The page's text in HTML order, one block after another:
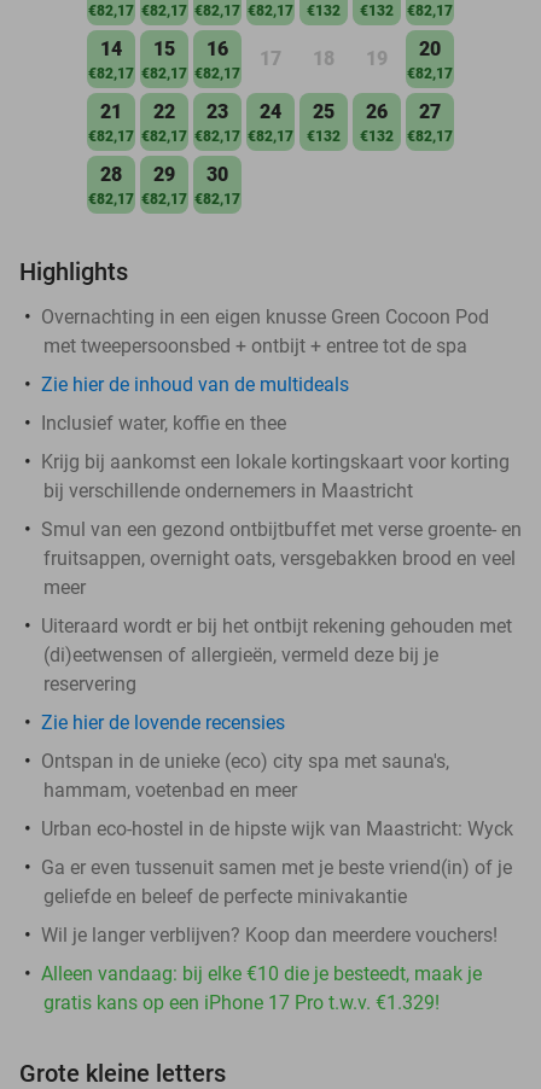
€82,17 €82,17 €82,17 €82,17 €132 €132 €82,17
14
€82,17
15
€82,17
16
€82,17
17 18 19 20
€82,17
21
€82,17
22
€82,17
23
€82,17
24
€82,17
25
€132
26
€132
27
€82,17
28
€82,17
29
€82,17
30
€82,17
Highlights
Overnachting in een eigen knusse Green Cocoon Pod
met tweepersoonsbed + ontbijt + entree tot de spa
Zie hier de inhoud van de multideals
Inclusief water, koffie en thee
Krijg bij aankomst een lokale kortingskaart voor korting
bij verschillende ondernemers in Maastricht
Smul van een gezond ontbijtbuffet met verse groente- en
fruitsappen, overnight oats, versgebakken brood en veel
meer
Uiteraard wordt er bij het ontbijt rekening gehouden met
(di)eetwensen of allergieën, vermeld deze bij je
reservering
Zie hier de lovende recensies
Ontspan in de unieke (eco) city spa met sauna's,
hammam, voetenbad en meer
Urban eco-hostel in de hipste wijk van Maastricht: Wyck
Ga er even tussenuit samen met je beste vriend(in) of je
geliefde en beleef de perfecte minivakantie
Wil je langer verblijven? Koop dan meerdere vouchers!
Alleen vandaag: bij elke €10 die je besteedt, maak je
gratis kans op een iPhone 17 Pro t.w.v. €1.329!
Grote kleine letters